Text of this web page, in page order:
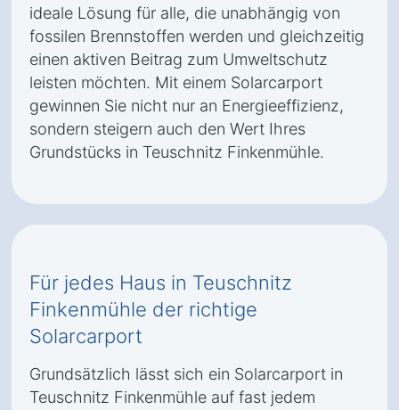
ideale Lösung für alle, die unabhängig von
fossilen Brennstoffen werden und gleichzeitig
einen aktiven Beitrag zum Umweltschutz
leisten möchten. Mit einem Solarcarport
gewinnen Sie nicht nur an Energieeffizienz,
sondern steigern auch den Wert Ihres
Grundstücks in Teuschnitz Finkenmühle.
Für jedes Haus in Teuschnitz
Finkenmühle der richtige
Solarcarport
Grundsätzlich lässt sich ein Solarcarport in
Teuschnitz Finkenmühle auf fast jedem